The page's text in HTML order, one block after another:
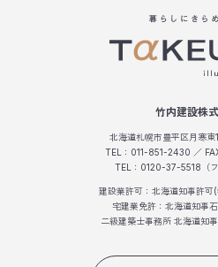
竹内建設株
北海道札幌市豊平区月寒東
TEL：011-851-2430 ／
TEL：0120-37-5518（フ
建設業許可：北海道知事許
宅建業免許：北海道知事
二級建築士事務所 北海道知